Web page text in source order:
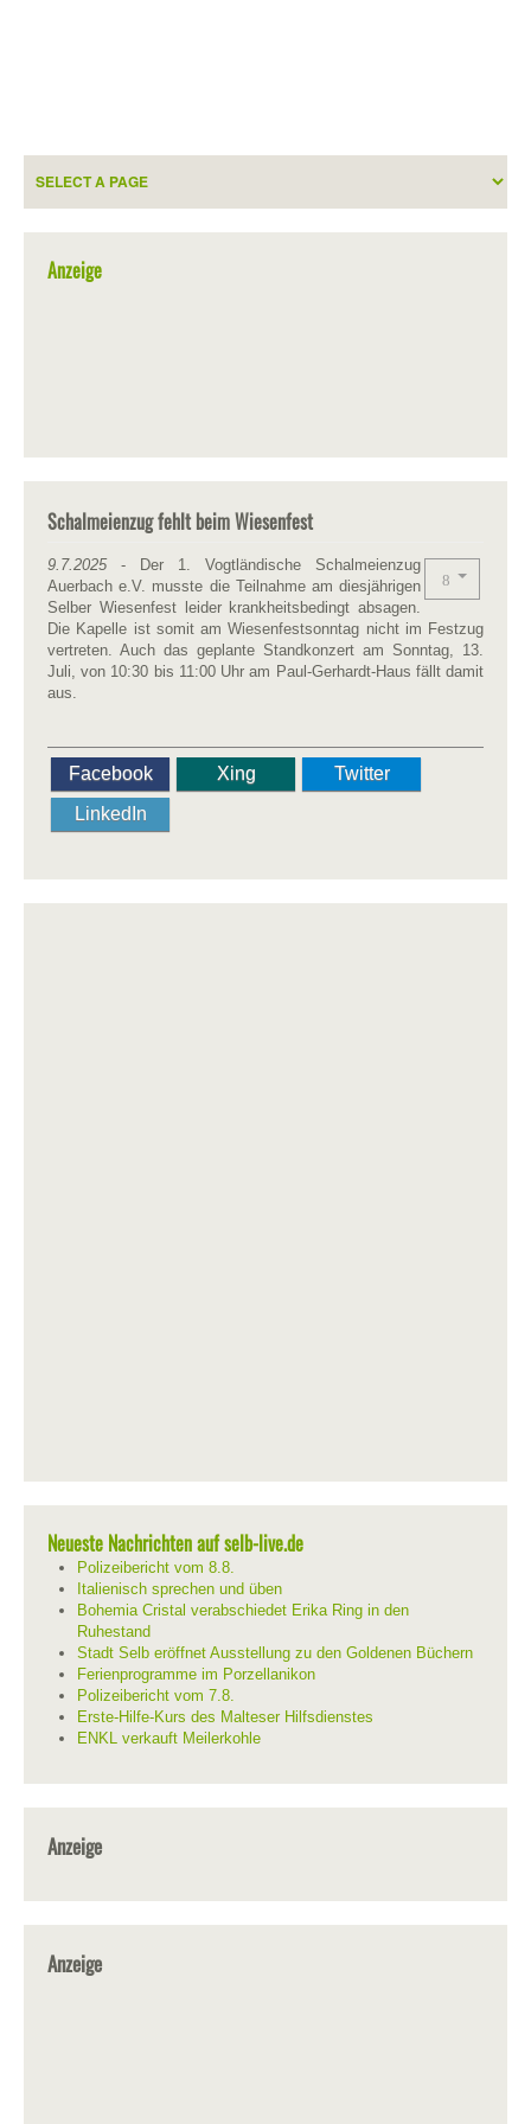
Anzeige
Schalmeienzug fehlt beim Wiesenfest
9.7.2025 - Der 1. Vogtländische Schalmeienzug
Auerbach e.V. musste die Teilnahme am diesjährigen
Selber Wiesenfest leider krankheitsbedingt absagen.
Die Kapelle ist somit am Wiesenfestsonntag nicht im Festzug
vertreten. Auch das geplante Standkonzert am Sonntag, 13.
Juli, von 10:30 bis 11:00 Uhr am Paul-Gerhardt-Haus fällt damit
aus.
Facebook Xing
Twitter
LinkedIn
Neueste Nachrichten auf selb-live.de
Polizeibericht vom 8.8.
Italienisch sprechen und üben
Bohemia Cristal verabschiedet Erika Ring in den
Ruhestand
Stadt Selb eröffnet Ausstellung zu den Goldenen Büchern
Ferienprogramme im Porzellanikon
Polizeibericht vom 7.8.
Erste-Hilfe-Kurs des Malteser Hilfsdienstes
ENKL verkauft Meilerkohle
Anzeige
Anzeige